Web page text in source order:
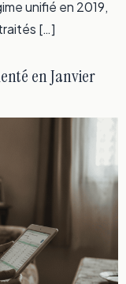
unifié en 2019,
[…]
en Janvier